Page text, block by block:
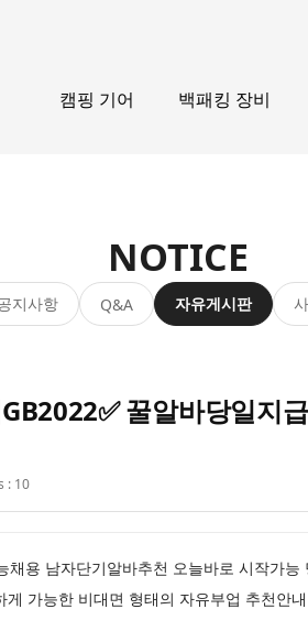
캠핑 기어 백패킹 장비
NOTICE
지사항 Q&A 자유게시판
꿀알바당일지
: 10
용 남자단기알바추천 오늘바로 시작가
가능한 비대면 형태의 자유부업 추천안내